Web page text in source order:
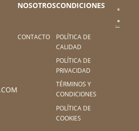
NOSOTROS
CONTACTO
CONDICIONES
POLÍTICA DE
CALIDAD
POLÍTICA DE
PRIVACIDAD
TÉRMINOS Y
CONDICIONES
POLÍTICA DE
COOKIES